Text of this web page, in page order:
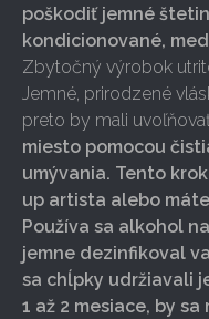
poškodiť jemné
kondicionované,
Zbytočný výrobok
Jemné, prirodzené
preto by mali
miesto pomocou
umývania. Tento
up artista alebo
Používa sa alkohol
jemne dezinfikoval
sa chĺpky udržiavali
1 až 2 mesiace, by